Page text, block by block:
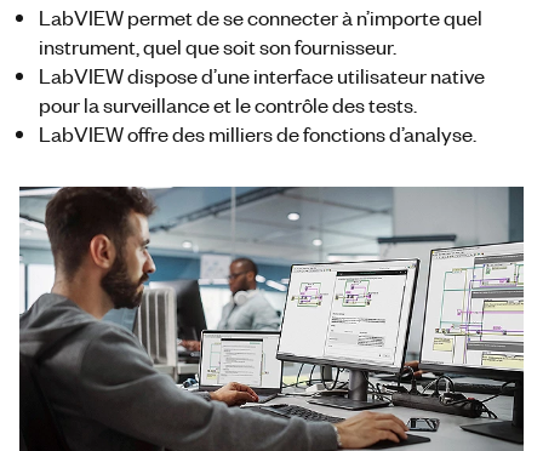
LabVIEW permet de se connecter à n’importe quel
instrument, quel que soit son fournisseur.
LabVIEW dispose d’une interface utilisateur native
pour la surveillance et le contrôle des tests.
LabVIEW offre des milliers de fonctions d’analyse.